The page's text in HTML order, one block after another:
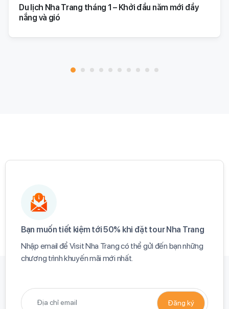
Du lịch Nha Trang tháng 1 – Khởi đầu năm mới đầy
nắng và gió
Bạn muốn tiết kiệm tới 50% khi đặt tour Nha Trang​
Nhập email để Visit Nha Trang có thể gửi đến bạn những
chương trình khuyến mãi mới nhất.​